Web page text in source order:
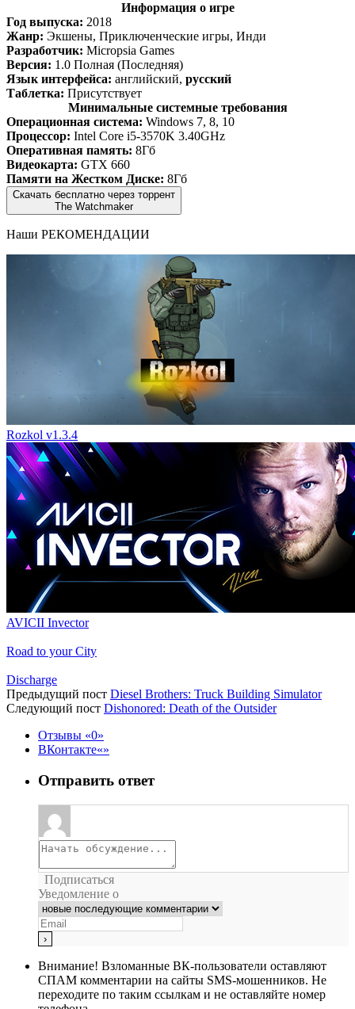
Информация о игре
Год выпуска: 2018
Жанр: Экшены, Приключенческие игры, Инди
Разработчик: Micropsia Games
Версия: 1.0 Полная (Последняя)
Язык интерфейса: английский, русский
Таблетка: Присутствует
Минимальные системные требования
Операционная система: Windows 7, 8, 10
Процессор: Intel Core i5-3570K 3.40GHz
Оперативная память: 8Гб
Видеокарта: GTX 660
Памяти на Жестком Диске: 8Гб
Скачать бесплатно через торрент
The Watchmaker
Наши РЕКОМЕНДАЦИИ
Rozkol v1.3.4
AVICII Invector
Road to your City
Discharge
Предыдущий пост Diesel Brothers: Truck Building Simulator
Следующий пост Dishonored: Death of the Outsider
Отзывы
0
ВКонтакте
Отправить ответ
Подписаться
Уведомление о
Внимание! Взломанные ВК-пользователи оставляют
СПАМ комментарии на сайты SMS-мошенников. Не
переходите по таким ссылкам и не оставляйте номер